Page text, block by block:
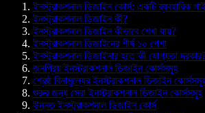
ইনস্ট্রাকশনাল ডিজাইন কোর্স: একটি ব্যবহারিক
ইনস্ট্রাকশনাল ডিজাইন কী?
ইনস্ট্রাকশনাল ডিজাইন কীভাবে শেখা যায়?
ইনস্ট্রাকশনাল ডিজাইনের শীর্ষ ১০ পেশা
ইনস্ট্রাকশনাল ডিজাইনার হতে কী যোগ্যতা
জনপ্রিয় ইনস্ট্রাকশনাল ডিজাইন কোর্সসমূহ
শ্রেষ্ঠ বিনামূল্যের ইনস্ট্রাকশনাল ডিজাইন
শুরুর জন্য সেরা ইনস্ট্রাকশনাল ডিজাইন কোর্সসমূহ
উন্নত ইনস্ট্রাকশনাল ডিজাইন কোর্স